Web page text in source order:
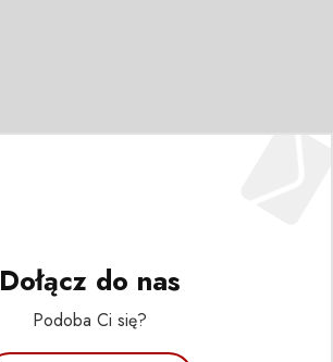
Dołącz do nas
Podoba Ci się?